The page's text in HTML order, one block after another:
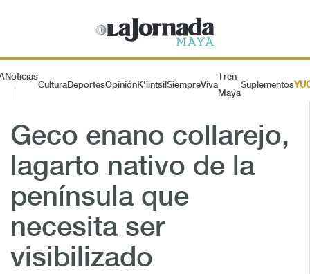
Noticias
CulturaDeportesOpiniónK'iintsil SiempreViva
Tren
Maya
Suplementos
Geco enano collarejo,
lagarto nativo de la
península que
necesita ser
visibilizado